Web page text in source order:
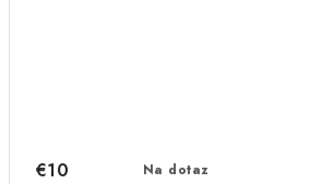
Na dotaz
€10